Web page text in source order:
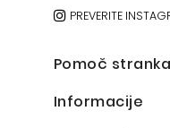
PREVERITE
Pomoč
Informacije